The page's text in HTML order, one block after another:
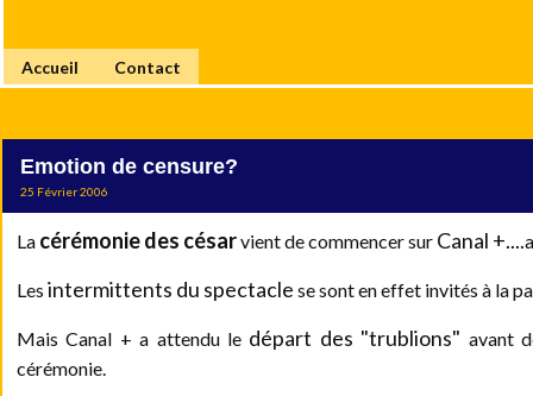
Accueil Contact
Emotion de censure?
25 Février 2006
La cérémonie des césarvient de commencer sur Canal +....
Les intermittents du spectacle se sont en effet invités à la
Mais Canal + a attendu le départ des "trublions" avant
cérémonie.